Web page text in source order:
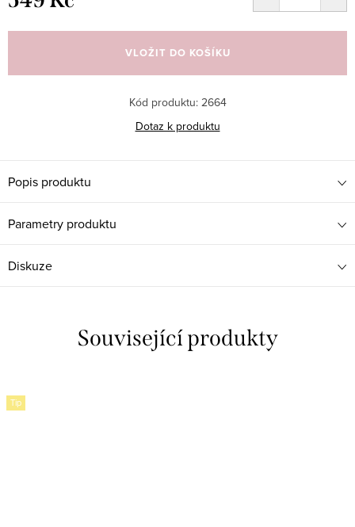
cena:
VLOŽIT DO KOŠÍKU
Kód produktu: 2664
Dotaz k produktu
Popis produktu
Parametry produktu
Diskuze
Související produkty
Tip